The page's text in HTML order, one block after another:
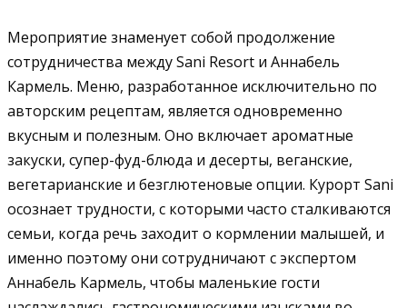
Мероприятие знаменует собой продолжение
сотрудничества между Sani Resort и Аннабель
Кармель. Меню, разработанное исключительно по
авторским рецептам, является одновременно
вкусным и полезным. Оно включает ароматные
закуски, супер-фуд-блюда и десерты, веганские,
вегетарианские и безглютеновые опции. Курорт Sani
осознает трудности, с которыми часто сталкиваются
семьи, когда речь заходит о кормлении малышей, и
именно поэтому они сотрудничают с экспертом
Аннабель Кармель, чтобы маленькие гости